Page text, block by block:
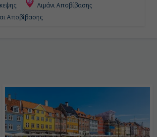
Λιμάνι Αποβίβασης
Αποβίβασης